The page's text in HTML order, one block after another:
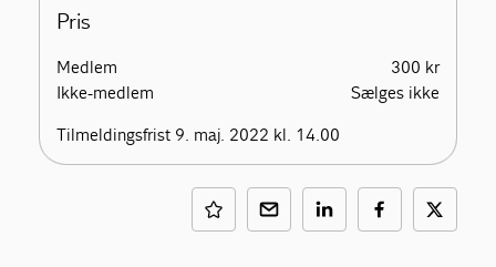
Pris
Medlem
300 kr
Ikke-medlem
Sælges ikke
Tilmeldingsfrist 9. maj. 2022 kl. 14.00